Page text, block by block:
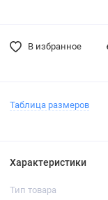
В избранное
Таблица размеров
Характеристики
Тип товара